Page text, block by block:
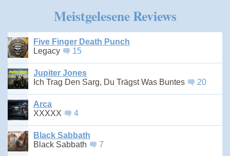
Meistgelesene Reviews
Five Finger Death Punch
Legacy
15
Jupiter Jones
Ich Trag Den Sarg, Du Trägst Was Buntes
20
Arca
XXXXX
4
Black Sabbath
Black Sabbath
7